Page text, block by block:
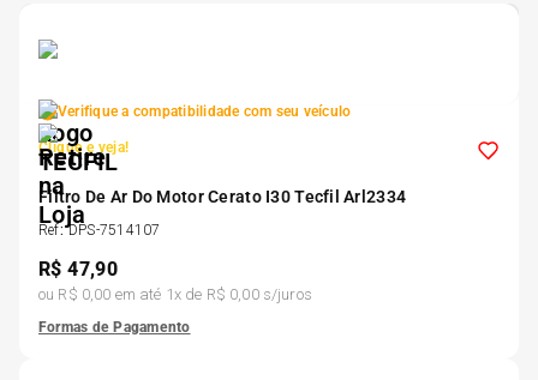
Verifique a compatibilidade com seu veículo
Clique e veja!
Filtro De Ar Do Motor Cerato I30 Tecfil Arl2334
Ref: DPS-7514107
R$47,90
ou R$ 0,00 em até 1x de R$ 0,00s/juros
Formas de Pagamento
6º 185 65r15
7
9º Pneu